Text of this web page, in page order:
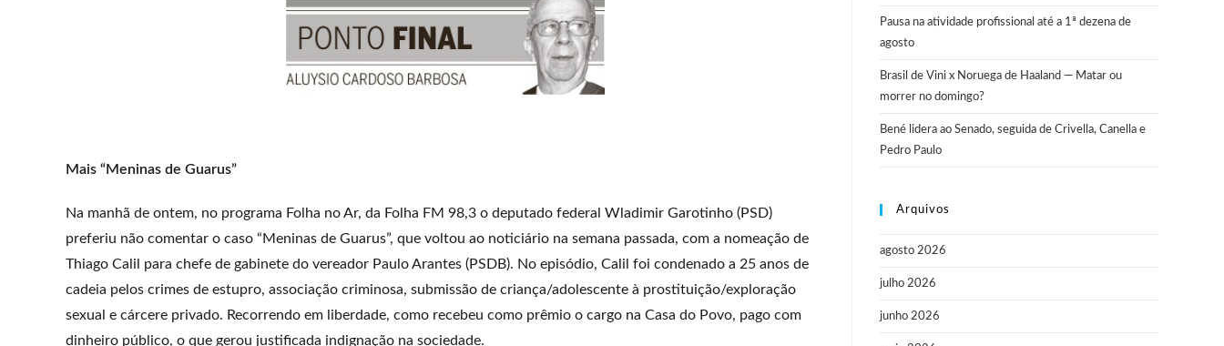
Mais “Meninas de Guarus”
Na manhã de ontem, no programa Folha no Ar, da Folha FM 98,3 o deputado federal Wladimir Garotinho (PSD)
preferiu não comentar o caso “Meninas de Guarus”, que voltou ao noticiário na semana passada, com a nomeação de
Thiago Calil para chefe de gabinete do vereador Paulo Arantes (PSDB). No episódio, Calil foi condenado a 25 anos de
cadeia pelos crimes de estupro, associação criminosa, submissão de criança/adolescente à prostituição/exploração
sexual e cárcere privado. Recorrendo em liberdade, como recebeu como prêmio o cargo na Casa do Povo, pago com
dinheiro público, o que gerou justificada indignação na sociedade.
Pausa na atividade profissional até a 1ª dezena de
agosto
Brasil de Vini x Noruega de Haaland — Matar ou
morrer no domingo?
Bené lidera ao Senado, seguida de Crivella, Canella e
Pedro Paulo
Arquivos
agosto 2026
julho 2026
junho 2026